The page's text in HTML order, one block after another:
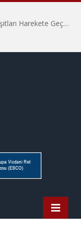
Hiroşima’nın 81. Yılında İtalyan Savaş Karşıtları Harekete Geçti: “Hatırlamak yeterli değil”